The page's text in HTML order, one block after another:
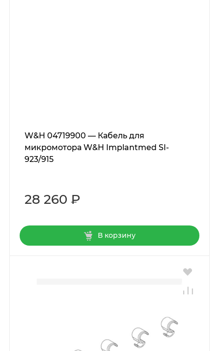
W&H 04719900 — Кабель для
микромотора W&H Implantmed SI-
923/915
28 260 ₽
В корзину